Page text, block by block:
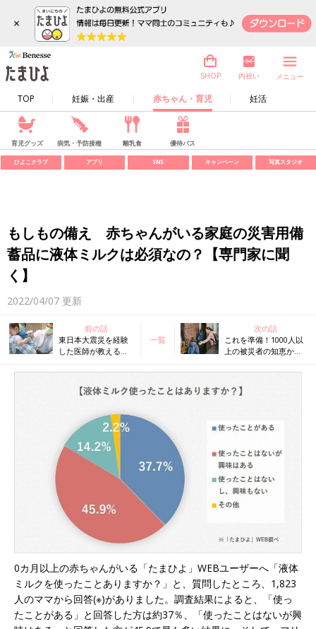
×
TOP 妊娠・出産 赤ちゃん・育児 妊活
SHOP 内祝い メニュー
育児グッズ 病気・予防接種 離乳食 優待パス
ひよこクラブ アプリ SNS キャンペーン 写真スタジオ
もしもの備え 赤ちゃんがいる家庭の災害用備
蓄品に液体ミルクは必須なの？【専門家に聞
く】
2022/04/07 更新
前の話
東日本大震災を経験
した医師が教える防
がある子は特に注意
一覧
次の話
これを準備！1000人以
上の被災者の知恵から
ちゃんのいる家庭のた
めの防災
0カ月以上の赤ちゃんがいる「たまひよ」WEBユーザーへ「液体
ミルクを使ったことありますか？」と、質問したところ、1,823
人のママから回答(※)がありました。調査結果によると、「使っ
たことがある」と回答した方は約37％、「使ったことはないが興